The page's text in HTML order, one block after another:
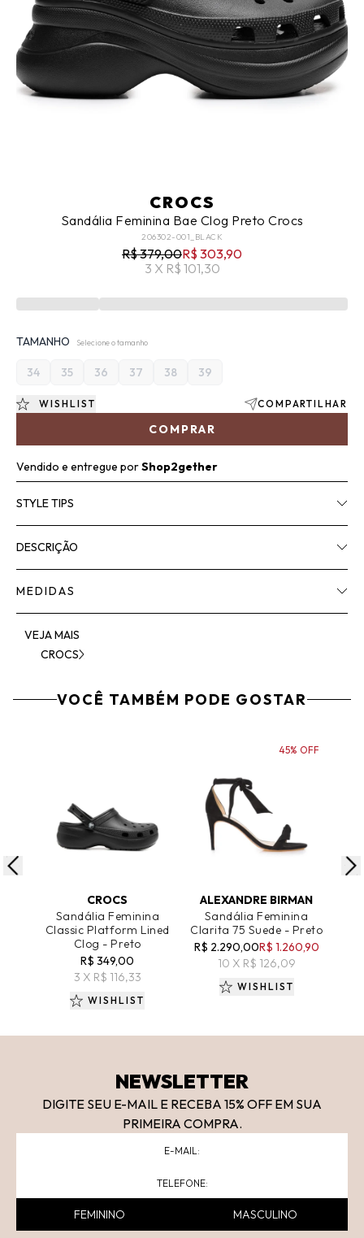
CROCS
Sandália Feminina Bae Clog Preto Crocs
206302-001_BLACK
R$ 379,00R$ 303,90
3 X R$ 101,30
TAMANHO Selecione o tamanho
34 35 36 37 38 39
COMPRAR
WISHLIST COMPARTILHAR
Vendido e entregue porShop2gether
STYLE TIPS
DESCRIÇÃO
MEDIDAS
VEJA MAIS
CROCS
VOCÊ TAMBÉM PODE GOSTAR
CROCS
Sandália Feminina
Classic Platform Lined
Clog - Preto
R$ 349,00
3 X R$ 116,33
WISHLIST
ALEXANDRE BIRMAN
Sandália Feminina
Clarita 75 Suede - Preto
R$ 2.290,00R$ 1.260,90
10 X R$ 126,09
45% OFF
WISHLIST
NEWSLETTER
DIGITE SEU E-MAIL E RECEBA 15% OFF EM SUA
PRIMEIRA COMPRA.
FEMININO MASCULINO